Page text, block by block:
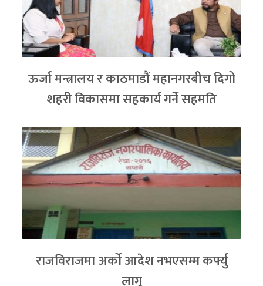
ऊर्जा मन्त्रालय र काठमाडौं महानगरबीच दिगो
शहरी विकासमा सहकार्य गर्ने सहमति
राजविराजमा अर्को आदेश नभएसम्म कर्फ्यु
लागू